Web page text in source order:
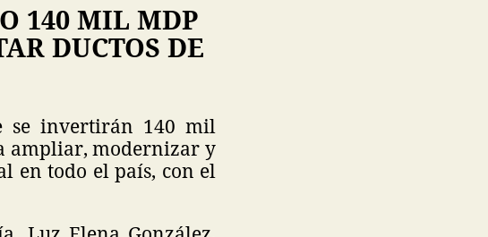
140 MIL MDP
DUCTOS DE
se invertirán 140 mil
ampliar, modernizar y
en todo el país, con el